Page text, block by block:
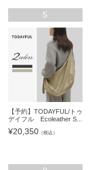
5
【予約】TODAYFUL/トゥ
デイフル Ecoleather S...
¥20,350（税込）